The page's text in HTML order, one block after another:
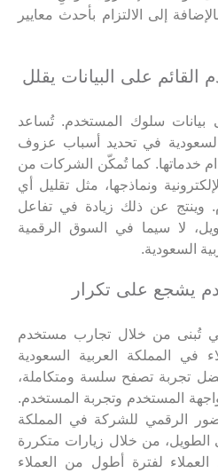
إلى الالتزام بأحدث معايير
على البيانات يقلل
بيانات سلوك المستخدم. تُساعد
السعودية في تحديد أسباب عزوف
خدماتها. كما تُمكّن الشركات من
ونماذجها، مثل تقليل أي
وينتج عن ذلك زيادة في تفاعل
لا سيما في السوق الرقمية
السعودية.
يشجع على تكرار
تُبنى من خلال تجارب مستخدم
في المملكة العربية السعودية
تجربة تصفح سلسة ومتكاملة،
المستخدم وتجربة المستخدم.
الرقمي للشركة في المملكة
الطويل، من خلال زيارات متكررة
العملاء لفترة أطول من العملاء